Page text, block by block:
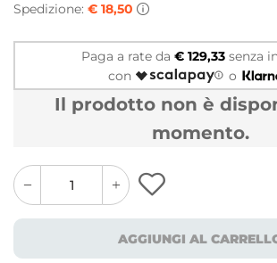
Spedizione: € 18,50
Paga a rate da € 129,33senza
con
o
Il prodotto non è
momento.
quantity
button
quantity
minus
button
AGGIUNGI AL